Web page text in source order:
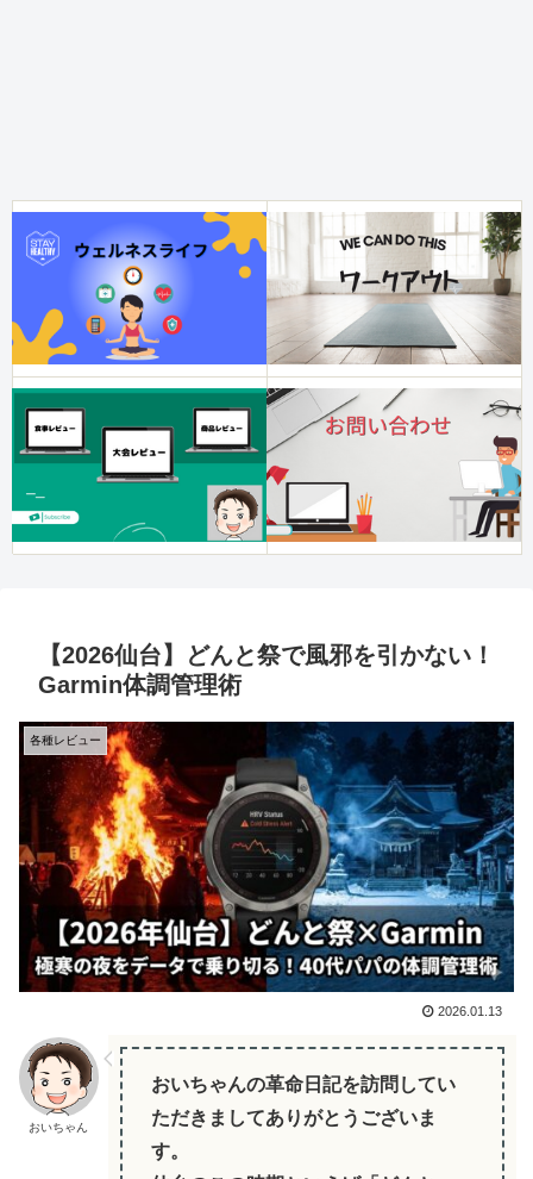
【2026仙台】どんと祭で風邪を引かない！
Garmin体調管理術
各種レビュー
2026.01.13
おいちゃん
おいちゃんの革命日記を訪問してい
ただきましてありがとうございま
す。